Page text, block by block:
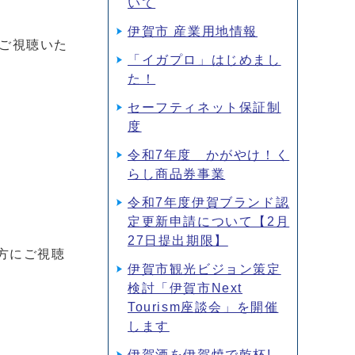
視聴いた
にご視聴
いて
伊賀市 産業用地情報
「イガプロ」はじめまし
た！
セーフティネット保証制
度
令和7年度 かがやけ！く
らし商品券事業
令和7年度伊賀ブランド認
定更新申請について【2月
27日提出期限】
伊賀市観光ビジョン策定
検討「伊賀市Next
Tourism座談会」を開催
します